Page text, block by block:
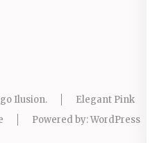
Ilusion.
Elegant Pink
Powered by:WordPress